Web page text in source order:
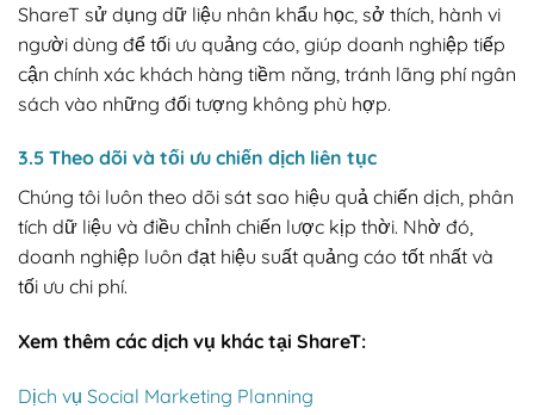
ShareT sử dụng dữ liệu nhân khẩu học, sở thích, hành vi
người dùng để tối ưu quảng cáo, giúp doanh nghiệp tiếp
cận chính xác khách hàng tiềm năng, tránh lãng phí ngân
sách vào những đối tượng không phù hợp.
3.5 Theo dõi và tối ưu chiến dịch liên tục
Chúng tôi luôn theo dõi sát sao hiệu quả chiến dịch, phân
tích dữ liệu và điều chỉnh chiến lược kịp thời. Nhờ đó,
doanh nghiệp luôn đạt hiệu suất quảng cáo tốt nhất và
tối ưu chi phí.
Xem thêm các dịch vụ khác tại ShareT:
Dịch vụ Social Marketing Planning